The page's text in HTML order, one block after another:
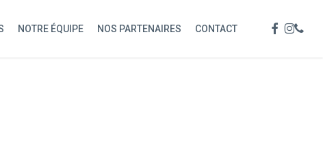
NOTRE ÉQUIPE NOS PARTENAIRES CONTACT FACEBOOK